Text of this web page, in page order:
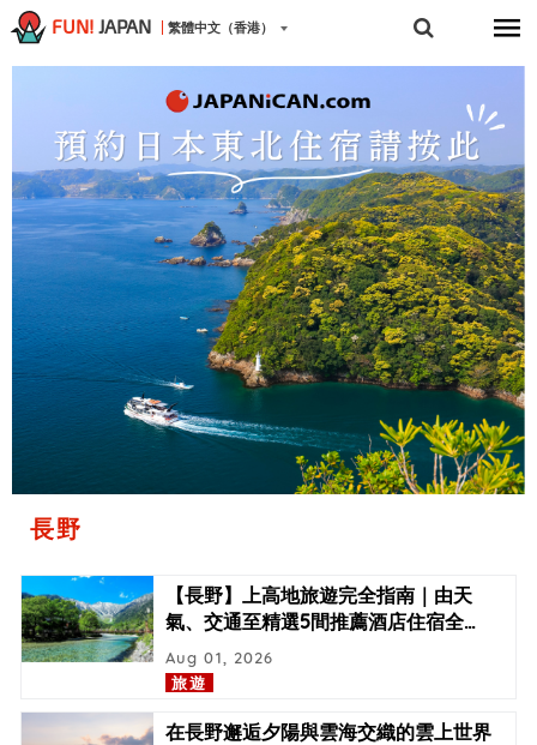
FUN! JAPAN 繁體中文（香港）
長野
【長野】上高地旅遊完全指南｜由天
氣、交通至精選5間推薦酒店住宿全…
旅遊
Aug 01, 2026
在長野邂逅夕陽與雲海交織的雲上世界